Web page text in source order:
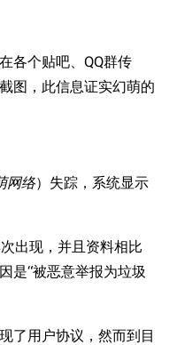
各个贴吧、QQ群传
图，此信息证实幻萌的
网络）失踪，系统显示
出现，并且资料相比
是“被恶意举报为垃圾
了用户协议，然而到目